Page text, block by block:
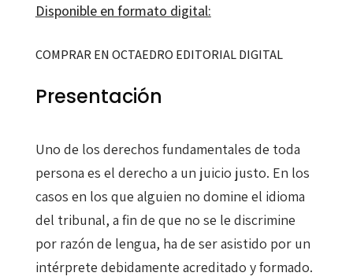
Disponible en formato digital:
COMPRAR EN OCTAEDRO EDITORIAL DIGITAL
Presentación
Uno de los derechos fundamentales de toda
persona es el derecho a un juicio justo. En los
casos en los que alguien no domine el idioma
del tribunal, a fin de que no se le discrimine
por razón de lengua, ha de ser asistido por un
intérprete debidamente acreditado y formado.